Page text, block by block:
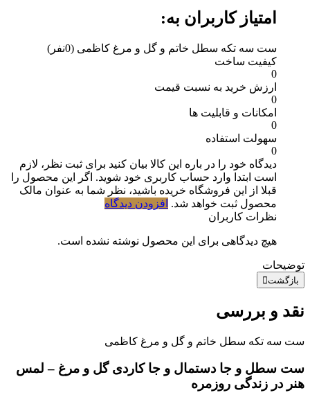
امتیاز کاربران به:
ست سه تکه سطل خاتم و گل و مرغ کاظمی (0نفر)
کیفیت ساخت
0
ارزش خرید به نسبت قیمت
0
امکانات و قابلیت ها
0
سهولت استفاده
0
دیدگاه خود را در باره این کالا بیان کنید برای ثبت نظر، لازم
است ابتدا وارد حساب کاربری خود شوید. اگر این محصول را
قبلا از این فروشگاه خریده باشید، نظر شما به عنوان مالک
محصول ثبت خواهد شد. افزودن دیدگاه
نظرات کاربران
هیچ دیدگاهی برای این محصول نوشته نشده است.
توضیحات
بازگشت
نقد و بررسی
ست سه تکه سطل خاتم و گل و مرغ کاظمی
ست سطل و جا دستمال و جا کاردی گل و مرغ – لمس
هنر در زندگی روزمره